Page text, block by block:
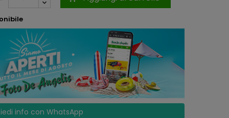
info con WhatsApp